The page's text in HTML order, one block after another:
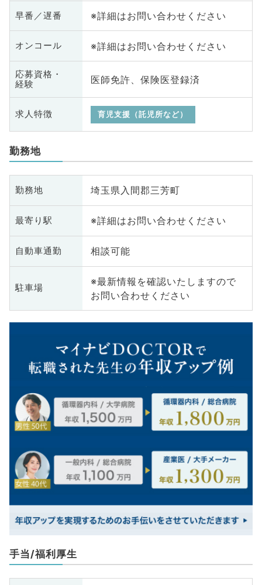
早番／遅番 ※詳細はお問い合わせください
オンコール ※詳細はお問い合わせください
応募資格・
経験
医師免許、保険医登録済
求人特徴 育児支援（託児所など）
勤務地
勤務地 埼玉県入間郡三芳町
最寄り駅 ※詳細はお問い合わせください
自動車通勤 相談可能
駐車場
※最新情報を確認いたしますので
お問い合わせください
手当/福利厚生